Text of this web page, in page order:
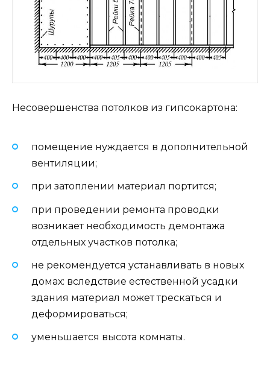
Несовершенства потолков из гипсокартона:
помещение нуждается в дополнительной
вентиляции;
при затоплении материал портится;
при проведении ремонта проводки
возникает необходимость демонтажа
отдельных участков потолка;
не рекомендуется устанавливать в новых
домах: вследствие естественной усадки
здания материал может трескаться и
деформироваться;
уменьшается высота комнаты.